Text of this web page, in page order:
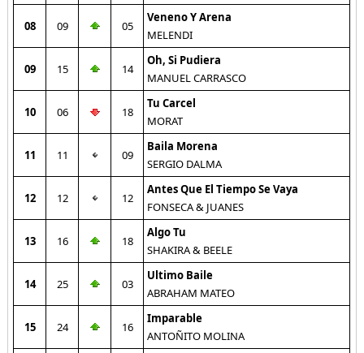
08 09 05
Veneno Y Arena
MELENDI
09 15 14
Oh, Si Pudiera
MANUEL CARRASCO
10 06 18
Tu Carcel
MORAT
11 11 09
Baila Morena
SERGIO DALMA
12 12 12
Antes Que El Tiempo Se Vaya
FONSECA & JUANES
13 16 18
Algo Tu
SHAKIRA & BEELE
14 25 03
Ultimo Baile
ABRAHAM MATEO
15 24 16
Imparable
ANTOÑITO MOLINA